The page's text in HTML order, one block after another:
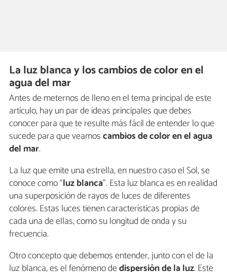
La luz blanca y los cambios de color en el
agua del mar
Antes de meternos de lleno en el tema principal de este
artículo, hay un par de ideas principales que debes
conocer para que te resulte más fácil de entender lo que
sucede para que veamoscambios de color en el agua
del mar.
La luz que emite una estrella, en nuestro caso el Sol, se
conoce como “luz blanca”. Esta luz blanca es en realidad
una superposición de rayos de luces de diferentes
colores. Estas luces tienen características propias de
cada una de ellas, como su longitud de onda y su
frecuencia.
Otro concepto que debemos entender, junto con el de la
luz blanca, es el fenómeno dedispersión de la luz. Este